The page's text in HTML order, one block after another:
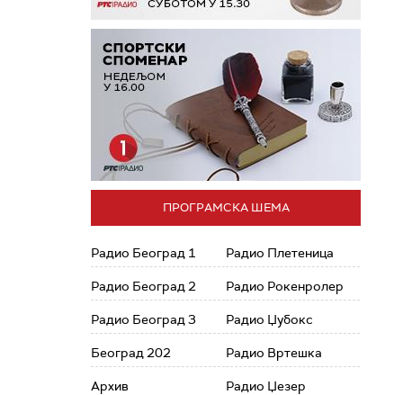
ПРОГРАМСКА ШЕМА
Радио Београд 1
Радио Београд 2
Радио Београд 3
Београд 202
Архив
Радио Плетеница
Радио Рокенролер
Радио Џубокс
Радио Вртешка
Радио Џезер